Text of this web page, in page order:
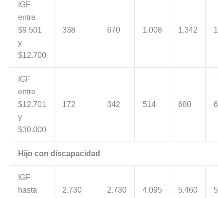
IGF
entre
$9.501
y
$12.700
338 670 1.008 1.342
IGF
entre
$12.701
y
$30.000
172 342 514 680
Hijo con discapacidad
IGF
hasta
2.730 2.730 4.095 5.460